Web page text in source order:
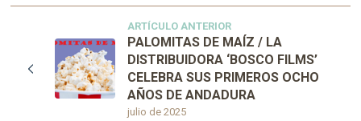
ARTÍCULO ANTERIOR
julio de 2025
PALOMITAS DE MAÍZ / LA
DISTRIBUIDORA ‘BOSCO FILMS’
CELEBRA SUS PRIMEROS OCHO
AÑOS DE ANDADURA